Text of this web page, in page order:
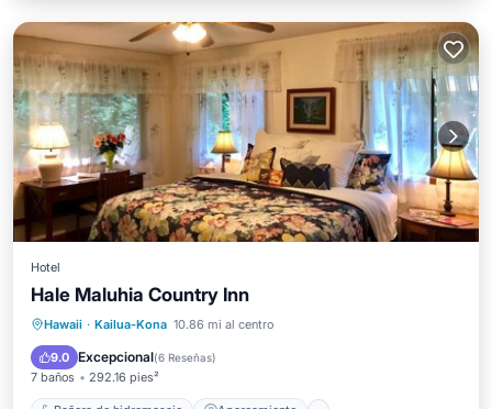
Hotel
Hale Maluhia Country Inn
Hawaii · Kailua-Kona 10.86 mi al centro
9.0 Excepcional(6 Reseñas)
7 baños 292.16 pies²
Bañera de hidromasaje
Spa
Balcón/Terraza